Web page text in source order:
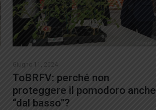
Giugno 11, 2024
ToBRFV: perché non
proteggere il pomodoro anche
“dal basso”?